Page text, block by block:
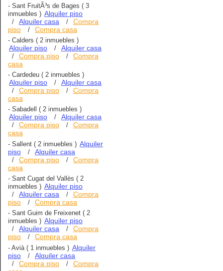
- Sant FruitÃ³s de Bages ( 3
inmuebles ) Alquiler piso
/ Alquiler casa /
Compra
piso
/ Compra casa
- Calders ( 2 inmuebles )
Alquiler piso / Alquiler casa
/ Compra piso /
Compra
casa
- Cardedeu ( 2 inmuebles )
Alquiler piso / Alquiler casa
/ Compra piso /
Compra
casa
- Sabadell ( 2 inmuebles )
Alquiler piso / Alquiler casa
/ Compra piso /
Compra
casa
- Sallent ( 2 inmuebles ) Alquiler
piso
/ Alquiler casa
/ Compra piso /
Compra
casa
- Sant Cugat del Vallès ( 2
inmuebles ) Alquiler piso
/ Alquiler casa /
Compra
piso
/ Compra casa
- Sant Guim de Freixenet ( 2
inmuebles ) Alquiler piso
/ Alquiler casa /
Compra
piso
/ Compra casa
- Avià( 1 inmuebles ) Alquiler
piso
/ Alquiler casa
/ Compra piso /
Compra